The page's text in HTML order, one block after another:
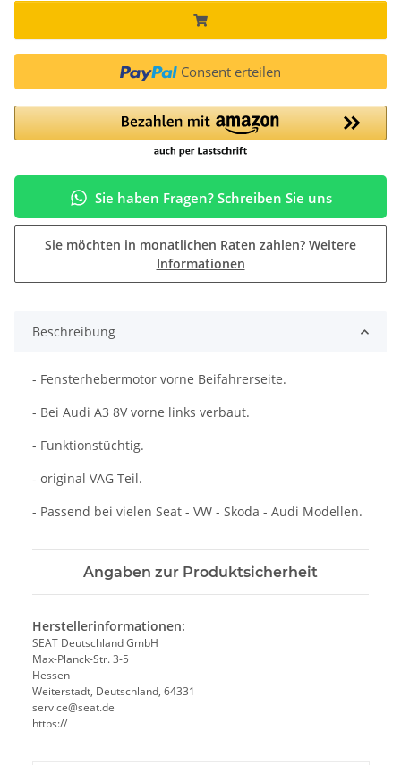
Consent erteilen
Sie haben Fragen? Schreiben Sie uns
Sie möchten in monatlichen Raten zahlen? Weitere
Informationen
Beschreibung
- Fensterhebermotor vorne Beifahrerseite.
- Bei Audi A3 8V vorne links verbaut.
- Funktionstüchtig.
- original VAG Teil.
- Passend bei vielen Seat - VW - Skoda - Audi Modellen.
Angaben zur Produktsicherheit
Herstellerinformationen:
SEAT Deutschland GmbH
Max-Planck-Str. 3-5
Hessen
Weiterstadt, Deutschland, 64331
service@seat.de
https://